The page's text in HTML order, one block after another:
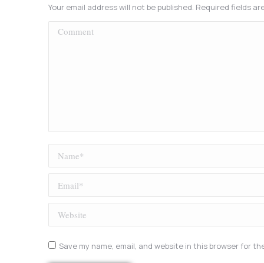
Your email address will not be published. Required fields
Comment
Name *
Email *
Website
Save my name, email, and website in this browser for